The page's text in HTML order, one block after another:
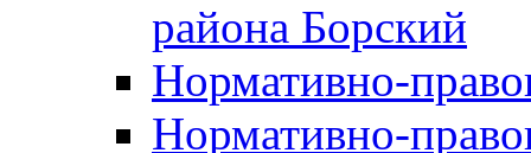
района Борский
Нормативно-
Нормативно-